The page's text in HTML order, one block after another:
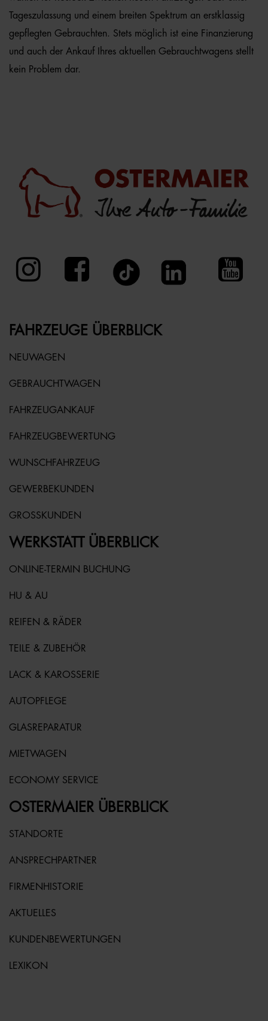
Tageszulassung und einem breiten Spektrum an erstklassig
gepflegten Gebrauchten. Stets möglich ist eine Finanzierung
und auch der Ankauf Ihres aktuellen Gebrauchtwagens stellt
kein Problem dar.
FAHRZEUGE ÜBERBLICK
NEUWAGEN
GEBRAUCHTWAGEN
FAHRZEUGANKAUF
FAHRZEUGBEWERTUNG
WUNSCHFAHRZEUG
GEWERBEKUNDEN
GROSSKUNDEN
WERKSTATT ÜBERBLICK
ONLINE-TERMIN BUCHUNG
HU & AU
REIFEN & RÄDER
TEILE & ZUBEHÖR
LACK & KAROSSERIE
AUTOPFLEGE
GLASREPARATUR
MIETWAGEN
ECONOMY SERVICE
OSTERMAIER ÜBERBLICK
STANDORTE
ANSPRECHPARTNER
FIRMENHISTORIE
AKTUELLES
KUNDENBEWERTUNGEN
LEXIKON